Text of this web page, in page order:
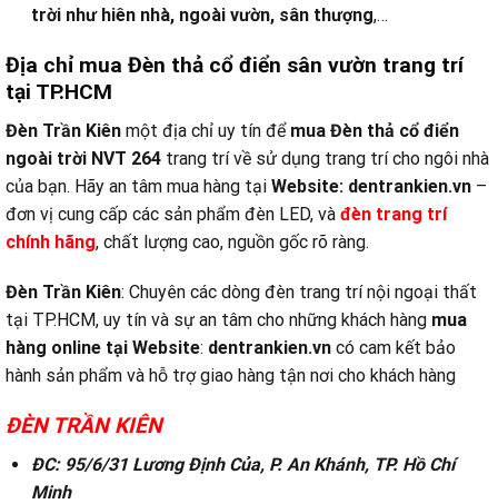
trời như hiên nhà, ngoài vườn, sân thượng,…
Địa chỉ mua Đèn thả cổ điển sân vườn trang trí
tại TP.HCM
Đèn Trần Kiên một địa chỉ uy tín để mua Đèn thả cổ điển
ngoài trời NVT 264 trang trí về sử dụng trang trí cho ngôi nhà
của bạn. Hãy an tâm mua hàng tại Website: dentrankien.vn –
đơn vị cung cấp các sản phẩm đèn LED, và đèn trang trí
chính hãng, chất lượng cao, nguồn gốc rõ ràng.
Đèn Trần Kiên: Chuyên các dòng đèn trang trí nội ngoại thất
tại TP.HCM, uy tín và sự an tâm cho những khách hàng mua
hàng online tại Website: dentrankien.vn có cam kết bảo
hành sản phẩm và hỗ trợ giao hàng tận nơi cho khách hàng
ĐÈN TRẦN KIÊN
ĐC: 95/6/31 Lương Định Của, P. An Khánh, TP. Hồ Chí
Minh